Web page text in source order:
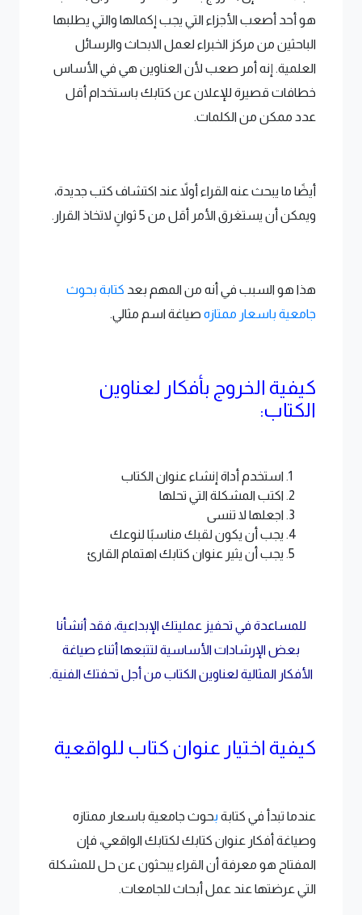
هو أحد أصعب الأجزاء التي يجب إكمالها والتي يطلبها
الباحثين من مركز الخبراء لعمل الابحاث والرسائل
العلمية. إنه أمر صعب لأن العناوين هي في الأساس
خطافات قصيرة للإعلان عن كتابك باستخدام أقل
عدد ممكن من الكلمات.
أيضًا ما يبحث عنه القراء أولاً عند اكتشاف كتب جديدة،
ويمكن أن يستغرق الأمر أقل من 5 ثوانٍ لاتخاذ القرار.
هذا هو السبب في أنه من المهم بعد كتابة بحوث
جامعية باسعار ممتازه صياغة اسم مثالي.
كيفية الخروج بأفكار لعناوين
الكتاب:
استخدم أداة إنشاء عنوان الكتاب
اكتب المشكلة التي تحلها
اجعلها لا تنسى
يجب أن يكون لقبك مناسبًا لنوعك
يجب أن يثير عنوان كتابك اهتمام القارئ
للمساعدة في تحفيز عمليتك الإبداعية، فقد أنشأنا
بعض الإرشادات الأساسية لتتبعها أثناء صياغة
الأفكار المثالية لعناوين الكتاب من أجل تحفتك الفنية.
كيفية اختيار عنوان كتاب للواقعية
عندما تبدأ في كتابة بحوث جامعية باسعار ممتازه
وصياغة أفكار عنوان كتابك لكتابك الواقعي، فإن
المفتاح هو معرفة أن القراء يبحثون عن حل للمشكلة
التي عرضتها عند عمل أبحاث للجامعات.